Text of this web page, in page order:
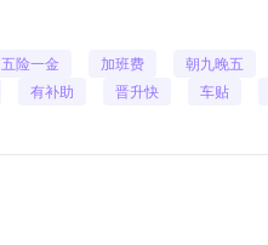
五险一金 加班费
朝九晚五
有补助 晋升快 车贴